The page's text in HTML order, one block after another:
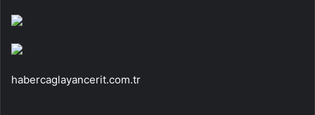
habercaglayancerit.com.tr